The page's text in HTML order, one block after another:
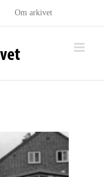
Om arkivet